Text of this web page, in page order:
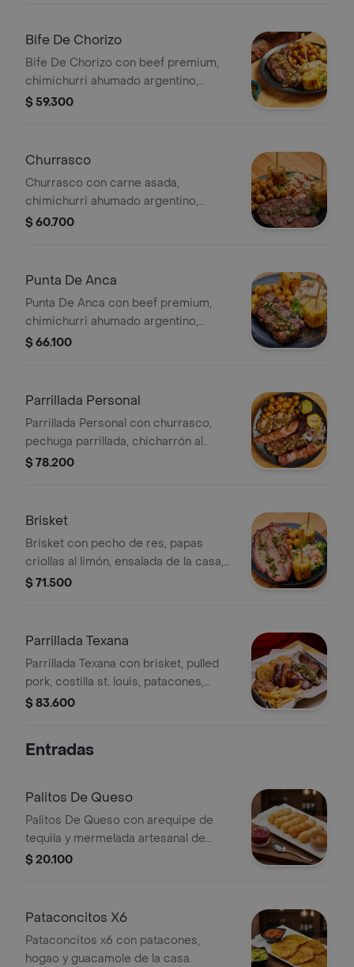
Bife De Chorizo
Bife De Chorizo con beef premium,
chimichurri ahumado argentino,
papas criollas al limón, ensalada de la
$ 59.300
Churrasco
Churrasco con carne asada,
chimichurri ahumado argentino,
papas criollas al limón, ensalada de la
$ 60.700
Punta De Anca
Punta De Anca con beef premium,
chimichurri ahumado argentino,
papas criollas al limón, ensalada de la
$ 66.100
Parrillada Personal
Parrillada Personal con churrasco,
pechuga parrillada, chicharrón al
barril, chorizo argentino, morcilla,
$ 78.200
Brisket
Brisket con pecho de res, papas
criollas al limón, ensalada de la casa,
mazorca y chimichurri ahumado.
$ 71.500
Parrillada Texana
Parrillada Texana con brisket, pulled
pork, costilla st. louis, patacones,
papas francesas rústicas y
$ 83.600
Entradas
Palitos De Queso
Palitos De Queso con arequipe de
tequila y mermelada artesanal de
frutos rojos.
$ 20.100
Pataconcitos X6
Pataconcitos x6 con patacones,
hogao y guacamole de la casa.